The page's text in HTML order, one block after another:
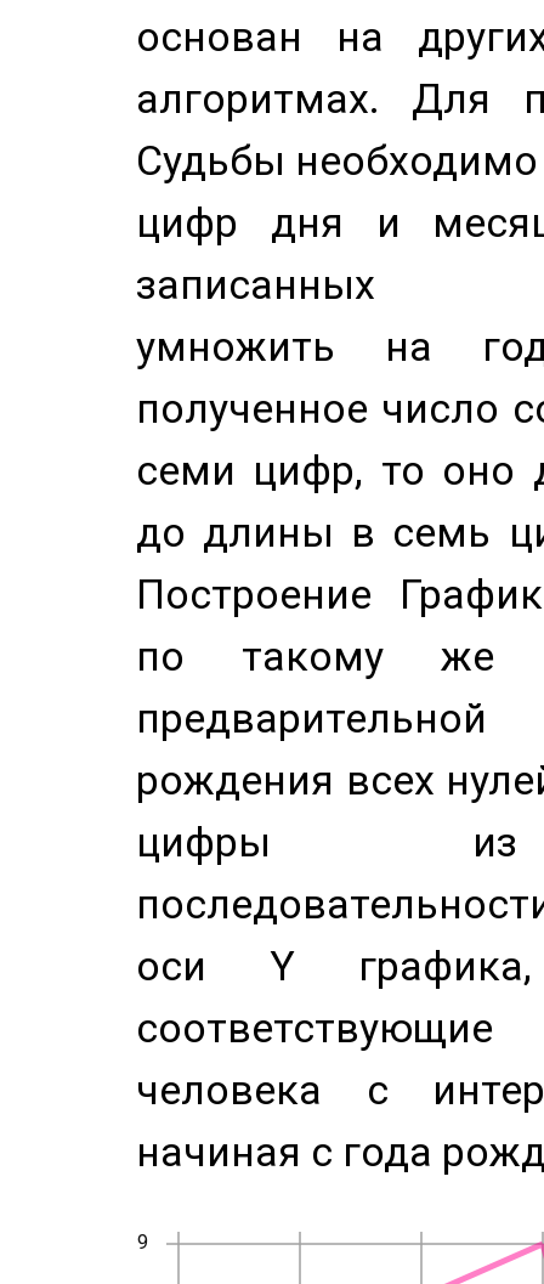
основан на
алгоритмах. Для
Судьбы
цифр дня и
записанных
умножить на
полученное число
семи цифр, то оно
до длины в семь
Построение
по такому же
рождения всех
цифры из
оси Y
человека с
начиная с года